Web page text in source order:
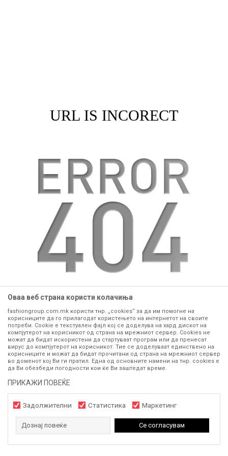
URL IS INCORECT
website:https://www.fashiongroup.com.mk
GO TO HOME
Оваа веб страна користи колачиња
fashiongroup.com.mk користи тнр. „cookies“ за да им помогне на
корисниците да го прилагодат користењето на интернетот на своите
потреби. Cookie е текстуален фајл кој се доделува на хард дискот на
компјутерот на корисникот од страна на мрежниот сервер. Cookies не
можат да бидат искористени да стартуваат програм или да пренесат
вирус до компјутерот на корисникот. Тие се доделуваат единствено на
корисниците и можат да бидат прочитани од страна на мрежниот сервер
во доменот кој Ви ги пратил. Една од основните намени на тнр. сookies е
да Ви обезбеди погодности кои ќе Ви заштедат време.
ПРИКАЖИ ПОВЕЌЕ
Задолжителни Статистика Маркетинг
Дознај повеќе Се согласувам